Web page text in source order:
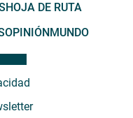
HOJA DE RUTA
OPINIÓNMUNDO